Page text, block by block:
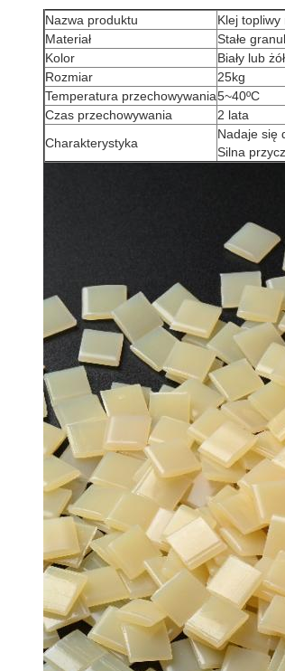
Nazwa produktu
Klej
Materiał
Stałe
Kolor
Biały lub
Rozmiar
25kg
Temperatura przechowywania5~40ºC
Czas przechowywania
2 lata
Charakterystyka
Nadaje się
Silna